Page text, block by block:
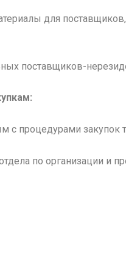
для
поставщиков-
с процедурами закупок
по организации и